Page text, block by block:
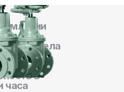
сайте,
отдела
в
часа